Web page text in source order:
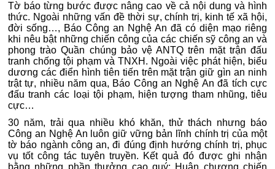
Tờ báo từng bước được nâng cao về cả nội dung và hình
thức. Ngoài những vấn đề thời sự, chính trị, kinh tế xã hội,
đời sống…, Báo Công an Nghệ An đã có diện mạo riêng
khi nêu bật những chiến công của các chiến sỹ công an và
phong trào Quần chúng bảo vệ ANTQ trên mặt trận đấu
tranh chống tội phạm và TNXH. Ngoài việc phát hiện, biểu
dương các điển hình tiên tiến trên mặt trận giữ gìn an ninh
trật tự, nhiều năm qua, Báo Công an Nghệ An đã tích cực
đấu tranh các loại tội phạm, hiện tượng tham nhũng, tiêu
cực…
30 năm, trải qua nhiều khó khăn, thử thách nhưng báo
Công an Nghệ An luôn giữ vững bản lĩnh chính trị của một
tờ báo ngành công an, đi đúng định hướng chính trị, phục
vụ tốt công tác tuyên truyền. Kết quả đó được ghi nhận
bằng những phần thưởng cao quý: Huân chương chiến